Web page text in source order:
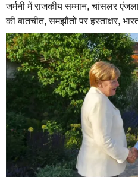
जर्मनी में राजकीय सम्मान,चांसलर
की बातचीत, समझौतों पर हस्ताक्षर,